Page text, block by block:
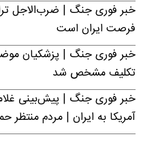
خبر فوری جنگ | ضرب‌الاجل
فرصت ایران است
خبر فوری جنگ | پزشکیان موضع
تکلیف مشخص شد
خبر فوری جنگ | پیش‌بینی
آمریکا به ایران | مردم منتظر